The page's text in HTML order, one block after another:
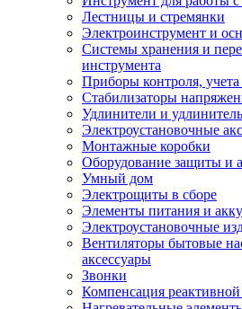
Лестницы и стремянки
Электроинструмент и
Системы хранения и
инструмента
Приборы контроля,
Стабилизаторы
Удлинители и
Электроустановочные
Монтажные коробки
Оборудование защиты и
Умный дом
Электрощиты в сборе
Элементы питания и
Электроустановочные
Вентиляторы бытовые
аксессуары
Звонки
Компенсация